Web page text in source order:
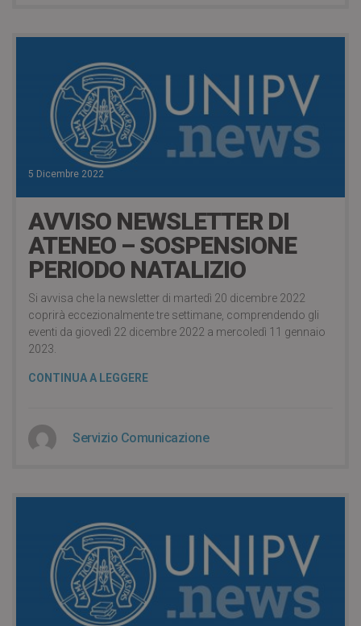
5 Dicembre 2022
AVVISO NEWSLETTER DI
ATENEO – SOSPENSIONE
PERIODO NATALIZIO
Si avvisa che la newsletter di martedì 20 dicembre 2022
coprirà eccezionalmente tre settimane, comprendendo gli
eventi da giovedì 22 dicembre 2022 a mercoledì 11 gennaio
2023.
CONTINUA A LEGGERE
Servizio Comunicazione